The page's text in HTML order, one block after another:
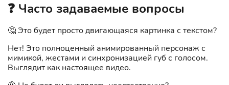
❓ Часто задаваемые вопросы
🤔 Это будет просто двигающаяся картинка с текстом?
Нет! Это полноценный анимированный персонаж с
мимикой, жестами и синхронизацией губ с голосом.
Выглядит как настоящее видео.